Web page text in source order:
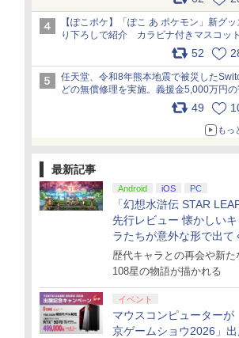
【ぽこポケ】「ぽこ あ ポケモン」新グ
り下ろしで紹介 カラビナ付きマスコッ
52
任天堂、令和8年熊本地震で被災した
どの無償修理を実施。義援金5,000万円の
も発表 pic.x.com/BAYsMfUfUC
49
もっ
最新記事
Android iOS PC
「幻想水滸伝 STAR LEAP
先行レビュー 懐かしいキ
ラたちが意外な形で出て
シリーズ完全新作！
歴代キャラとの再会や新た
108星の物語が描かれる
イベント
マウスコンピューターが
京ゲームショウ2026」出